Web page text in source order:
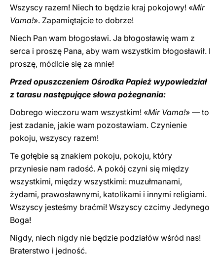
Wszyscy razem! Niech to będzie kraj pokojowy! «Mir
Vama!». Zapamiętajcie to dobrze!
Niech Pan wam błogosławi. Ja błogosławię wam z
serca i proszę Pana, aby wam wszystkim błogosławił. I
proszę, módlcie się za mnie!
Przed opuszczeniem Ośrodka Papież wypowiedział
z tarasu następujące słowa pożegnania:
Dobrego wieczoru wam wszystkim! «Mir Vama!» — to
jest zadanie, jakie wam pozostawiam. Czynienie
pokoju, wszyscy razem!
Te gołębie są znakiem pokoju, pokoju, który
przyniesie nam radość. A pokój czyni się między
wszystkimi, między wszystkimi: muzułmanami,
żydami, prawosławnymi, katolikami i innymi religiami.
Wszyscy jesteśmy braćmi! Wszyscy czcimy Jedynego
Boga!
Nigdy, niech nigdy nie będzie podziałów wśród nas!
Braterstwo i jedność.